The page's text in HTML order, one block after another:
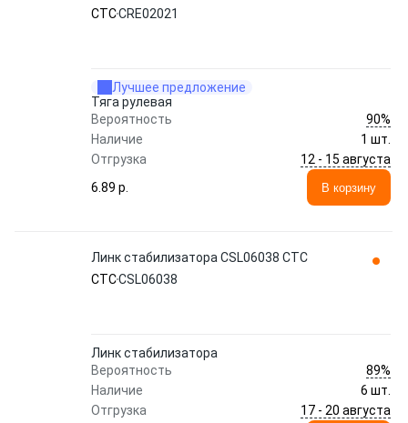
CTCCRE02021
Лучшее предложение
Тяга рулевая
Вероятность
90%
Наличие
1 шт.
Отгрузка
12 - 15 августа
6.89 p.
В корзину
Линк стабилизатора CSL06038 CTC
CTCCSL06038
Линк стабилизатора
Вероятность
89%
Наличие
6 шт.
Отгрузка
17 - 20 августа